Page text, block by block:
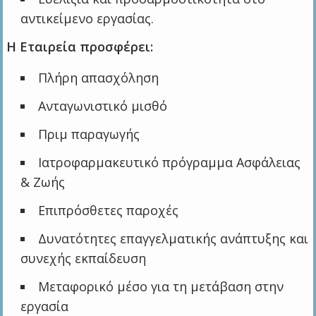
αντικείμενο εργασίας.
Η Εταιρεία προσφέρει:
Πλήρη απασχόληση
Ανταγωνιστικό μισθό
Πριμ παραγωγής
Ιατροφαρμακευτικό πρόγραμμα Ασφάλειας
& Ζωής
Επιπρόσθετες παροχές
Δυνατότητες επαγγελματικής ανάπτυξης και
συνεχής εκπαίδευση
Μεταφορικό μέσο για τη μετάβαση στην
εργασία